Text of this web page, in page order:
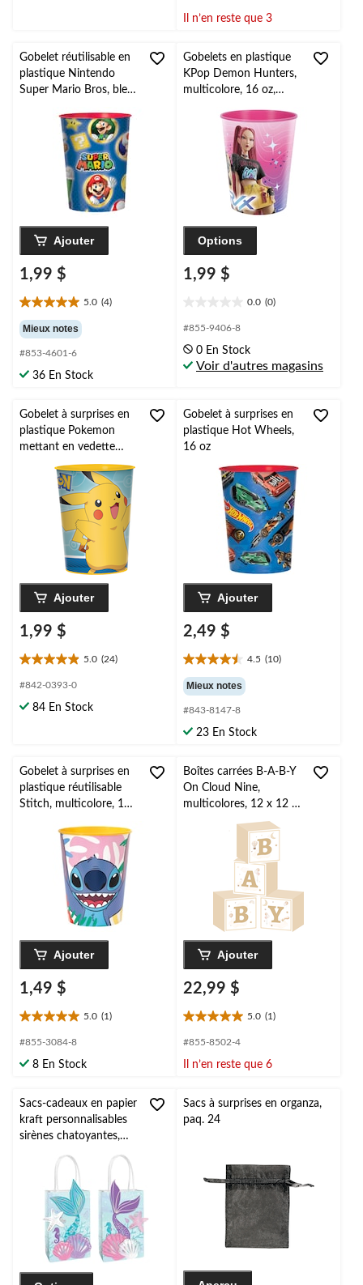
14
Il n’en reste que 3
Gobelet réutilisable en
plastique Nintendo
Super Mario Bros, bleu,
d'anniversaire
Ajouter
1,99 $
5.0 (4)
5.0
étoile(s)
sur
5.
4
Mieux notes
#853-4601-6
36 En Stock
Gobelets en plastique
KPop Demon Hunters,
multicolore, 16 oz,
surprises d'anniversaire
Options
1,99 $
0.0 (0)
étoile(s)
5.
#855-9406-8
0 En Stock
Voir d'autres magasins
Gobelet à surprises en
plastique Pokemon
mettant en vedette
Pikachu
Ajouter
1,99 $
5.0 (24)
5.0
étoile(s)
5.
#842-0393-0
84 En Stock
Gobelet à surprises en
plastique Hot Wheels,
16 oz
Ajouter
2,49 $
4.5 (10)
4.5
étoile(s)
sur
5.
10
Mieux notes
#843-8147-8
23 En Stock
Gobelet à surprises en
plastique réutilisable
Stitch, multicolore, 16
d'anniversaire
Ajouter
1,49 $
5.0 (1)
5.0
étoile(s)
5.
évaluation
#855-3084-8
8 En Stock
Boîtes carrées B-A-B-Y
On Cloud Nine,
multicolores, 12 x 12 x
12 po, paq. 4, pour fête
prénatale/dévoilement
du sexe/anniversaire
Ajouter
22,99 $
5.0 (1)
5.0
étoile(s)
5.
évaluation
#855-8502-4
Il n’en reste que 6
Sacs-cadeaux en papier
kraft personnalisables
sirènes chatoyantes,
8, pour fête
d'anniversaire
Sacs à surprises en organza,
paq. 24